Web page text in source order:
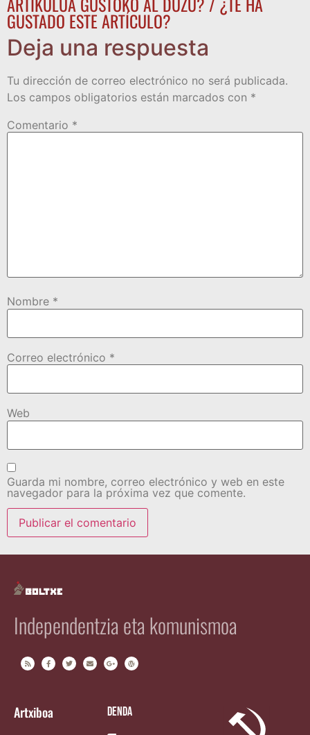
GUSTADO ESTE ARTÍCULO?
Deja una respuesta
Tu dirección de correo electrónico no será publicada.
Los campos obligatorios están marcados con *
Comentario *
Nombre *
Correo electrónico *
Web
Guarda mi nombre, correo electrónico y web en este
navegador para la próxima vez que comente.
Independentzia eta komunismoa
Artxiboa Denda